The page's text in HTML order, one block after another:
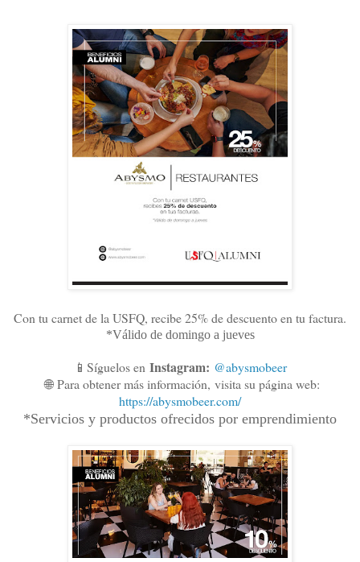
Con tu carnet de la USFQ, recibe 25% de descuento en tu factura.
*Válido de domingo a jueves
📱Síguelos en Instagram: @abysmobeer
🌐Para obtener más información, visita su página web:
https://abysmobeer.com/
*Servicios y productos ofrecidos por emprendimiento